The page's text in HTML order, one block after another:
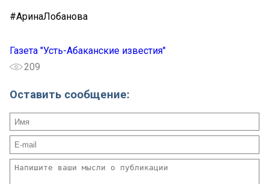
#АринаЛобанова
Газета "Усть-Абаканские известия"
209
Оставить сообщение: